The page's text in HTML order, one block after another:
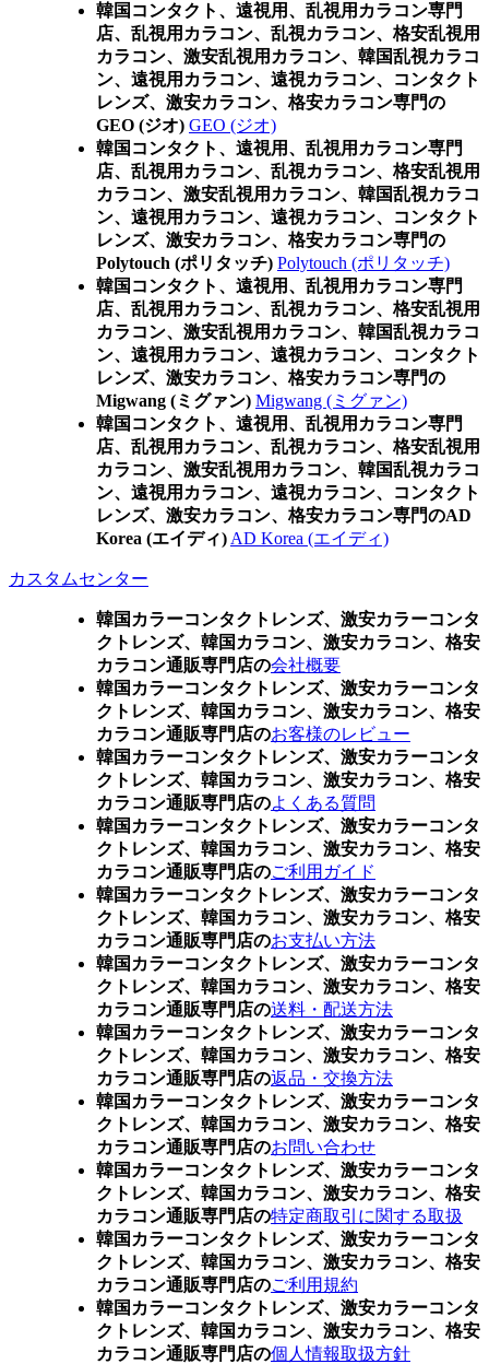
韓国コンタクト、遠視用、乱視用カラコン専門
店、乱視用カラコン、乱視カラコン、格安乱視用
カラコン、激安乱視用カラコン、韓国乱視カラコ
ン、遠視用カラコン、遠視カラコン、コンタクト
レンズ、激安カラコン、格安カラコン専門の
GEO (ジオ) GEO (ジオ)
韓国コンタクト、遠視用、乱視用カラコン専門
店、乱視用カラコン、乱視カラコン、格安乱視用
カラコン、激安乱視用カラコン、韓国乱視カラコ
ン、遠視用カラコン、遠視カラコン、コンタクト
レンズ、激安カラコン、格安カラコン専門の
Polytouch (ポリタッチ) Polytouch (ポリタッチ)
韓国コンタクト、遠視用、乱視用カラコン専門
店、乱視用カラコン、乱視カラコン、格安乱視用
カラコン、激安乱視用カラコン、韓国乱視カラコ
ン、遠視用カラコン、遠視カラコン、コンタクト
レンズ、激安カラコン、格安カラコン専門の
Migwang (ミグァン) Migwang (ミグァン)
韓国コンタクト、遠視用、乱視用カラコン専門
店、乱視用カラコン、乱視カラコン、格安乱視用
カラコン、激安乱視用カラコン、韓国乱視カラコ
ン、遠視用カラコン、遠視カラコン、コンタクト
レンズ、激安カラコン、格安カラコン専門のAD
Korea (エイディ) AD Korea (エイディ)
カスタムセンター
韓国カラーコンタクトレンズ、激安カラーコンタ
クトレンズ、韓国カラコン、激安カラコン、格安
カラコン通販専門店の会社概要
韓国カラーコンタクトレンズ、激安カラーコンタ
クトレンズ、韓国カラコン、激安カラコン、格安
カラコン通販専門店のお客様のレビュー
韓国カラーコンタクトレンズ、激安カラーコンタ
クトレンズ、韓国カラコン、激安カラコン、格安
カラコン通販専門店のよくある質問
韓国カラーコンタクトレンズ、激安カラーコンタ
クトレンズ、韓国カラコン、激安カラコン、格安
カラコン通販専門店のご利用ガイド
韓国カラーコンタクトレンズ、激安カラーコンタ
クトレンズ、韓国カラコン、激安カラコン、格安
カラコン通販専門店のお支払い方法
韓国カラーコンタクトレンズ、激安カラーコンタ
クトレンズ、韓国カラコン、激安カラコン、格安
カラコン通販専門店の送料・配送方法
韓国カラーコンタクトレンズ、激安カラーコンタ
クトレンズ、韓国カラコン、激安カラコン、格安
カラコン通販専門店の返品・交換方法
韓国カラーコンタクトレンズ、激安カラーコンタ
クトレンズ、韓国カラコン、激安カラコン、格安
カラコン通販専門店のお問い合わせ
韓国カラーコンタクトレンズ、激安カラーコンタ
クトレンズ、韓国カラコン、激安カラコン、格安
カラコン通販専門店の特定商取引に関する取扱
韓国カラーコンタクトレンズ、激安カラーコンタ
クトレンズ、韓国カラコン、激安カラコン、格安
カラコン通販専門店のご利用規約
韓国カラーコンタクトレンズ、激安カラーコンタ
クトレンズ、韓国カラコン、激安カラコン、格安
カラコン通販専門店の個人情報取扱方針